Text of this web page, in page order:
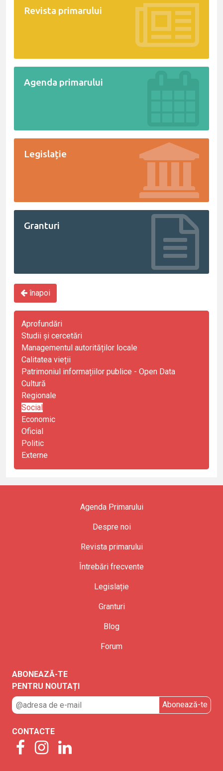
Revista primarului
Agenda primarului
Legislație
Granturi
înapoi
Aprofundări
Studii și cercetări
Managementul autorităților locale
Calitatea vieții
Patrimoniul informațiilor publice - Open Data
Cultură
Regionale
Social
Economic
Oficial
Politic
Externe
Agenda Primarului
Despre noi
Revista primarului
Întrebări frecvente
Legislație
Granturi
Blog
Forum
ABONEAZĂ-TE
PENTRU NOUTAȚI
CONTACTE